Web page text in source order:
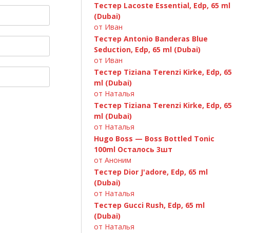
Chanel Chance Eau Fraiche 100ml
C.Dior «Fahrenheit» 100ml
Paco Rabanne Invictus 100ml
Тестер Lacoste Essential, Edp, 65 ml
(Dubai)
от Иван
Тестер Antonio Banderas Blue
Seduction, Edp, 65 ml (Dubai)
от Иван
Тестер Tiziana Terenzi Kirke, Edp, 65
ml (Dubai)
от Наталья
Тестер Tiziana Terenzi Kirke, Edp, 65
ml (Dubai)
от Наталья
Hugo Boss — Boss Bottled Tonic
100ml Осталось 3шт
от Аноним
Тестер Dior J'adore, Edp, 65 ml
(Dubai)
от Наталья
Тестер Gucci Rush, Edp, 65 ml
(Dubai)
от Наталья